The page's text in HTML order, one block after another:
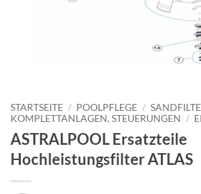
STARTSEITE / POOLPFLEGE /
KOMPLETTANLAGEN, STEUERUNGEN /
ASTRALPOOL Ersatzteile
Hochleistungsfilter ATLAS